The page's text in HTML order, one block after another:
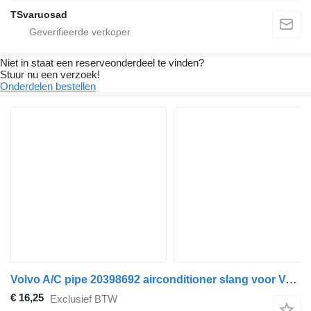
TSvaruosad
Niet in staat een reserveonderdeel te vinden?
Stuur nu een verzoek!
Onderdelen bestellen
Volvo A/C pipe 20398692 airconditioner slang voor Volvo FH13 trekker
€ 16,25 Exclusief BTW